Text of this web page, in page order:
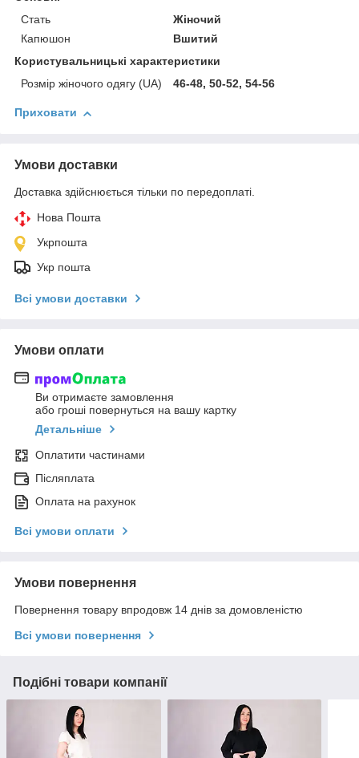
Стать
Жіночий
Капюшон
Вшитий
Користувальницькі характеристики
Розмір жіночого одягу (UA)
46-48, 50-52, 54-56
Приховати
Умови доставки
Доставка здійснюється тільки по передоплаті.
Нова Пошта
Укрпошта
Укр пошта
Всі умови доставки
Умови оплати
Ви отримаєте замовлення
або гроші повернуться на вашу картку
Детальніше
Оплатити частинами
Післяплата
Оплата на рахунок
Всі умови оплати
Умови повернення
Повернення товару впродовж 14 днів за домовленістю
Всі умови повернення
Подібні товари компанії